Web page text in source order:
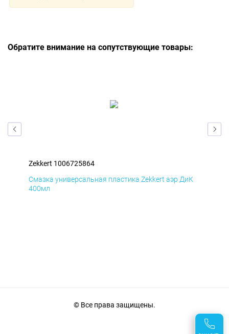
Обратите внимание на сопутствующие товары:
Zekkert 1006725864
Смазка универсальная пластика Zekkert аэр ДиК
400мл
© Все права защищены.